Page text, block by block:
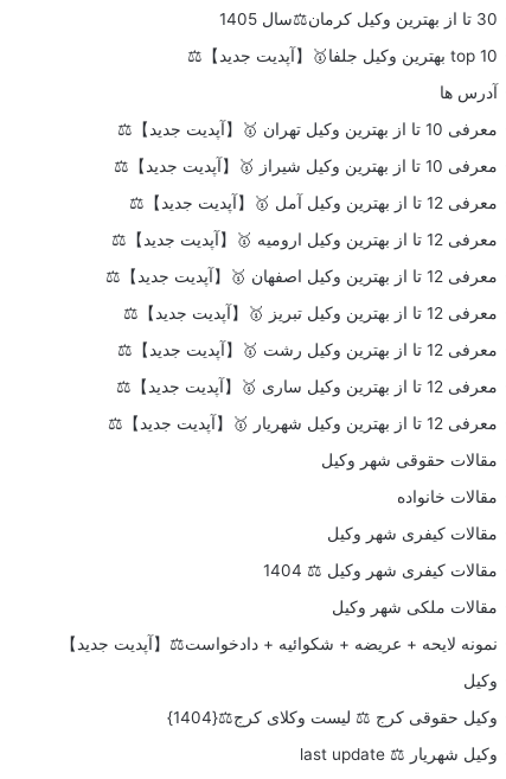
30 تا از بهترین وکیل کرمان⚖️سال 1405
top 10 بهترین وکیل جلفا🥇【آپدیت جدید】⚖️
آدرس ها
معرفی 10 تا از بهترین وکیل تهران 🥇【آپدیت جدید】⚖️
معرفی 10 تا از بهترین وکیل شیراز 🥇【آپدیت جدید】⚖️
معرفی 12 تا از بهترین وکیل آمل 🥇【آپدیت جدید】⚖️
معرفی 12 تا از بهترین وکیل ارومیه 🥇【آپدیت جدید】⚖️
معرفی 12 تا از بهترین وکیل اصفهان 🥇【آپدیت جدید】⚖️
معرفی 12 تا از بهترین وکیل تبریز 🥇【آپدیت جدید】⚖️
معرفی 12 تا از بهترین وکیل رشت 🥇【آپدیت جدید】⚖️
معرفی 12 تا از بهترین وکیل ساری 🥇【آپدیت جدید】⚖️
معرفی 12 تا از بهترین وکیل شهریار 🥇【آپدیت جدید】⚖️
مقالات حقوقی شهر وکیل
مقالات خانواده
مقالات کیفری شهر وکیل
مقالات کیفری شهر وکیل ⚖️ 1404
مقالات ملکی شهر وکیل
نمونه لایحه + عریضه + شکوائیه + دادخواست⚖️【آپدیت جدید】
وکیل
وکیل حقوقی کرج ⚖️ لیست وکلای کرج⚖️{1404}
وکیل شهریار ⚖️ last update